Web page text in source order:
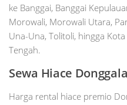
ke Banggai, Banggai
Morowali, Morowali Utara,
Una-Una, Tolitoli, hingga
Tengah.
Sewa Hiace
Harga rental hiace premio